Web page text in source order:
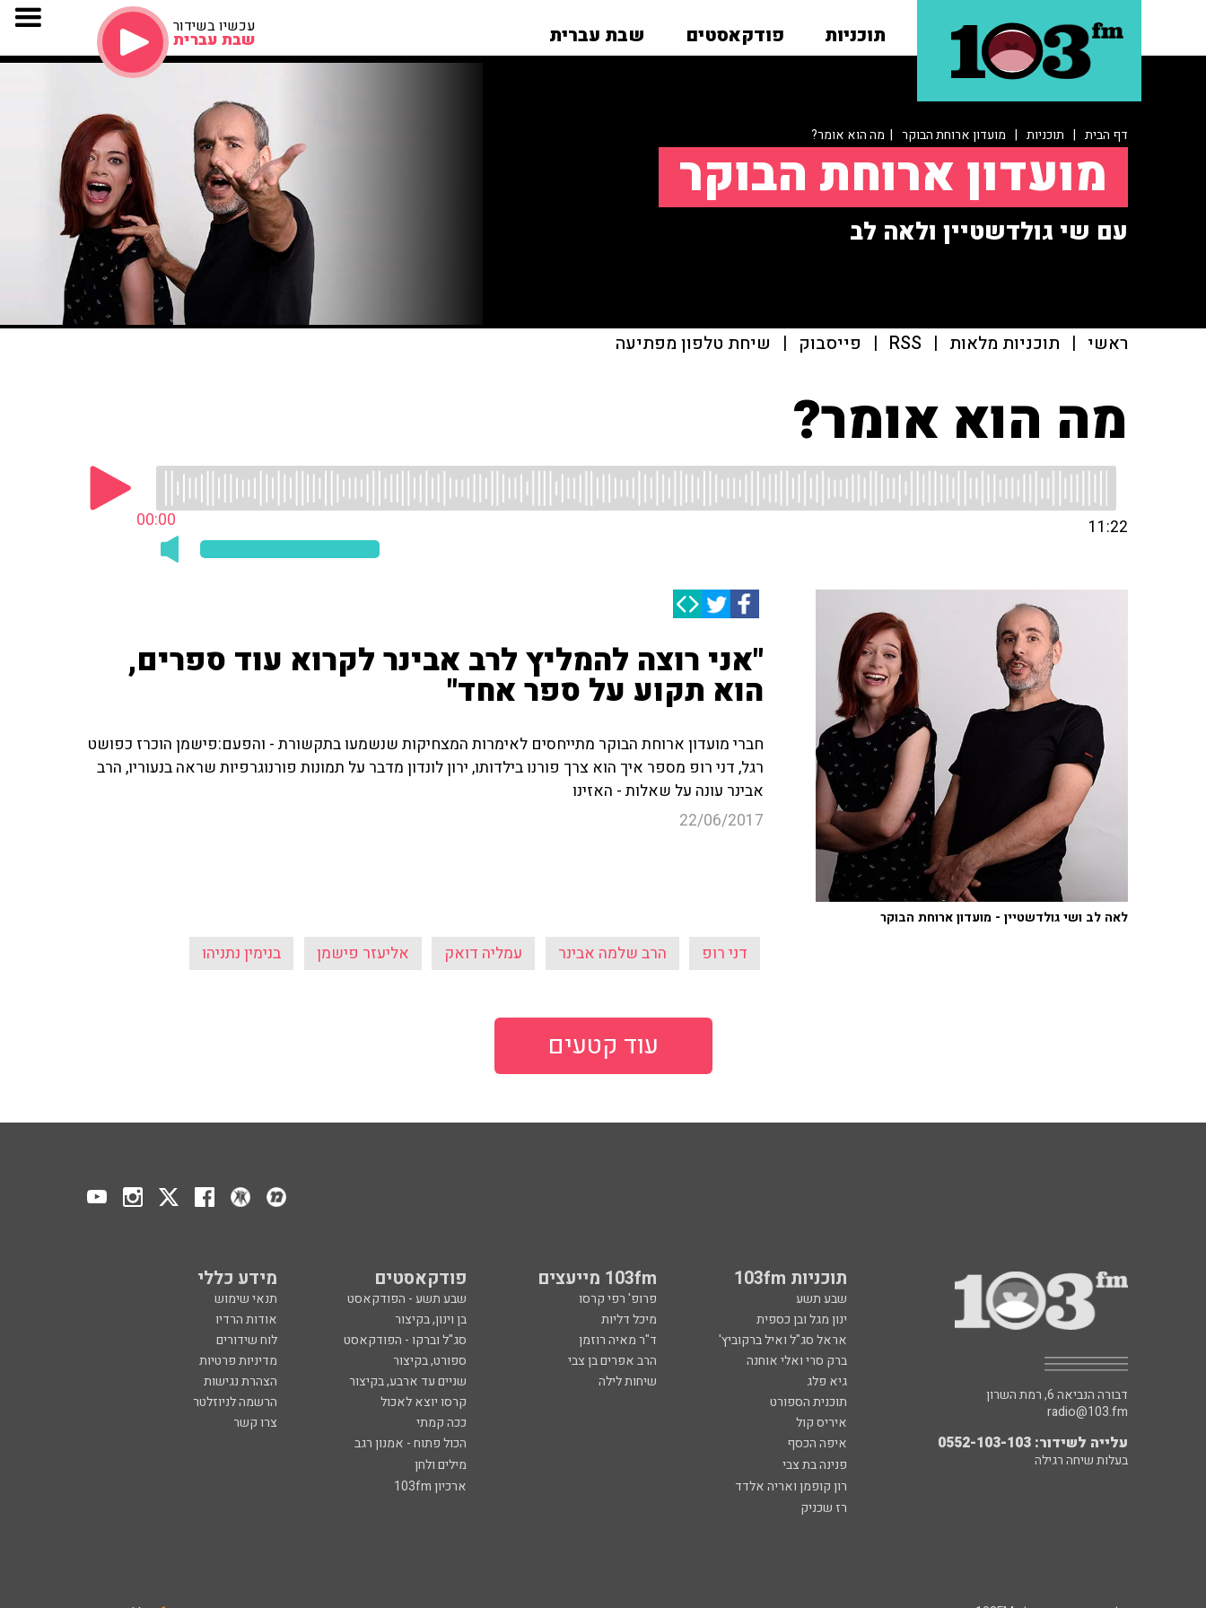
תוכניות פודקאסטים שבת עברית עכשיו בשידור
שבת עברית
דף הבית | תוכניות | מועדון ארוחת הבוקר | מה הוא אומר?
מועדון ארוחת הבוקר
עם שי גולדשטיין ולאה לב
ראשי | תוכניות מלאות |
RSS
| פייסבוק | שיחת טלפון מפתיעה
מה הוא אומר?
00:00 11:22
"אני רוצה להמליץ לרב אבינר לקרוא עוד ספרים,
הוא תקוע על ספר אחד"
חברי מועדון ארוחת הבוקר מתייחסים לאימרות המצחיקות שנשמעו בתקשורת - והפעם:פישמן הוכרז כפושט
רגל, דני רופ מספר איך הוא צרך פורנו בילדותו, ירון לונדון מדבר על תמונות פורנוגרפיות שראה בנעוריו, הרב
אבינר עונה על שאלות - האזינו
22/06/2017
דני רופ הרב שלמה אבינר עמליה דואק אליעזר פישמן בנימין נתניהו
לאה לב ושי גולדשטיין - מועדון ארוחת הבוקר
עוד קטעים
תוכניות 103fm 103fm מייעצים פודקאסטים מידע כללי
שבע תשע פרופ' רפי קרסו שבע תשע - הפודקאסט
תנאי שימוש
ינון מגל ובן כספית
מיכל דליות בן וינון, בקיצור
אודות הרדיו
אראל סג"ל ואיל ברקוביץ'
ד"ר מאיה רוזמן סג"ל וברקו - הפודקאסט
לוח שידורים
ברק סרי ואלי אוחנה
הרב אפרים בן צבי ספורט, בקיצור
מדיניות פרטיות
גיא פלג
שיחות לילה שניים עד ארבע, בקיצור
הצהרת נגישות
תוכנית הספורט
קרסו יוצא לאכול
הרשמה לניוזלטר
איריס קול
ככה קמתי
צרו קשר
איפה הכסף
הכול פתוח - אמנון רגב
פנינה בת צבי
מילים ולחן
רון קופמן ואריה אלדד
ארכיון 103fm
רז שכניק
דבורה הנביאה 6, רמת השרון
radio@103.fm
עלייה לשידור: 0552-103-103
בעלות שיחה רגילה